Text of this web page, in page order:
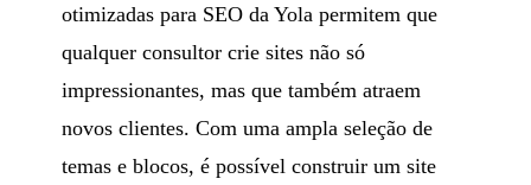
otimizadas para SEO da Yola permitem que
qualquer consultor crie sites não só
impressionantes, mas que também atraem
novos clientes. Com uma ampla seleção de
temas e blocos, é possível construir um site